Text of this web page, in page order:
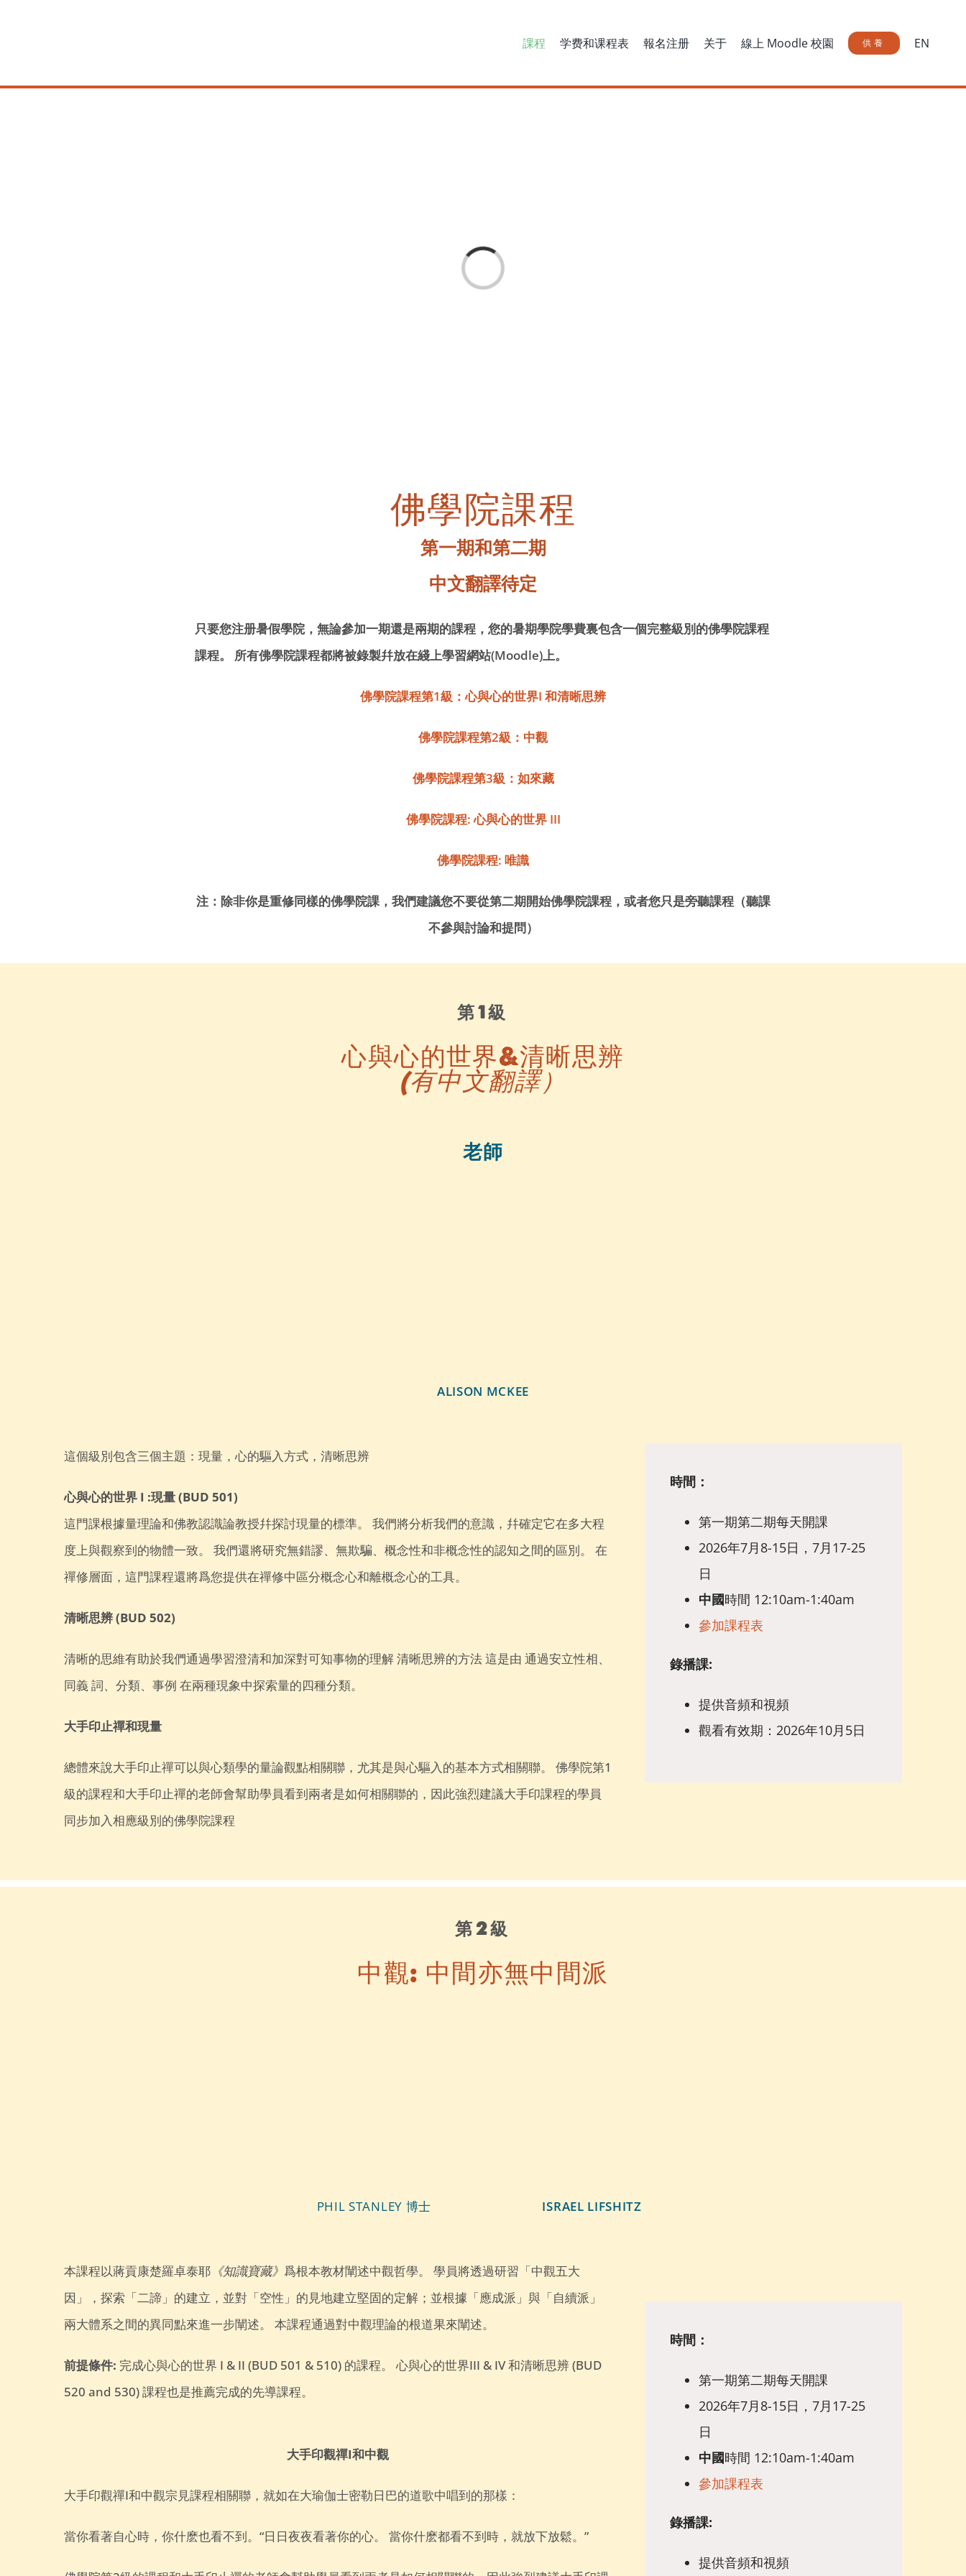
課程 学费和课程表 報名注册 关于 線上 Moodle 校園 供養 EN
Loading...
佛學院課程
第一期和第二期
中文翻譯待定
只要您注册暑假學院，無論參加一期還是兩期的課程，您的暑期學院學費裏包含一個完整級別的佛學院課程
課程。 所有佛學院課程都將被錄製幷放在綫上學習網站(Moodle)上。
佛學院課程第1級：心與心的世界I 和清晰思辨
佛學院課程第2級：中觀
佛學院課程第3級：如來藏
佛學院課程: 心與心的世界 III
佛學院課程: 唯識
注：除非你是重修同樣的佛學院課，我們建議您不要從第二期開始佛學院課程，或者您只是旁聽課程（聽課
不參與討論和提問）
第1級
心與心的世界&清晰思辨
(有中文翻譯）
老師
ALISON MCKEE
這個級別包含三個主題：現量，心的驅入方式，清晰思辨
心與心的世界 I :現量 (BUD 501)
這門課根據量理論和佛教認識論教授幷探討現量的標準。 我們將分析我們的意識，幷確定它在多大程
度上與觀察到的物體一致。 我們還將研究無錯謬、無欺騙、概念性和非概念性的認知之間的區別。 在
禪修層面，這門課程還將爲您提供在禪修中區分概念心和離概念心的工具。
清晰思辨 (BUD 502)
清晰的思維有助於我們通過學習澄清和加深對可知事物的理解清晰思辨的方法 這是由 通過安立性相、
同義 詞、分類、 事例 在兩種現象中探索量的四種分類。
大手印止禪和現量
總體來說大手印止禪可以與心類學的量論觀點相關聯，尤其是與心驅入的基本方式相關聯。 佛學院第1
級的課程和大手印止禪的老師會幫助學員看到兩者是如何相關聯的，因此強烈建議大手印課程的學員
同步加入相應級別的佛學院課程
時間：
第一期第二期每天開課
2026年7月8-15日，7月17-25
日
中國時間 12:10am-1:40am
參加課程表
錄播課:
提供音頻和視頻
觀看有效期：2026年10月5日
第2級
中觀: 中間亦無中間派
PHIL STANLEY 博士 ISRAEL LIFSHITZ
本課程以蔣貢康楚羅卓泰耶《知識寶藏》 爲根本教材闡述中觀哲學。 學員將透過研習「中觀五大
因」，探索「二諦」的建立，並對「空性」的見地建立堅固的定解；並根據「應成派」與「自續派」
兩大體系之間的異同點來進一步闡述。 本課程通過對中觀理論的根道果來闡述。
前提條件: 完成心與心的世界 I & II (BUD 501 & 510) 的課程。 心與心的世界III & IV 和清晰思辨 (BUD
520 and 530) 課程也是推薦完成的先導課程。
大手印觀禪I和中觀
大手印觀禪I和中觀宗見課程相關聯，就如在大瑜伽士密勒日巴的道歌中唱到的那樣：
當你看著自心時，你什麽也看不到。 “日日夜夜看著你的心。 當你什麽都看不到時，就放下放鬆。”
時間：
第一期第二期每天開課
2026年7月8-15日，7月17-25
日
中國時間 12:10am-1:40am
參加課程表
錄播課:
提供音頻和視頻